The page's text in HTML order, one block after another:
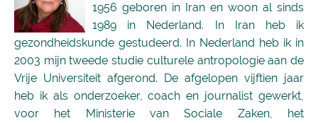
1956 geboren in Iran en woon al sinds
1989 in Nederland. In Iran heb ik
gezondheidskunde gestudeerd. In Nederland heb ik in
2003 mijn tweede studie culturele antropologie aan de
Vrije Universiteit afgerond. De afgelopen vijftien jaar
heb ik als onderzoeker, coach en journalist gewerkt,
voor het Ministerie van Sociale Zaken, het